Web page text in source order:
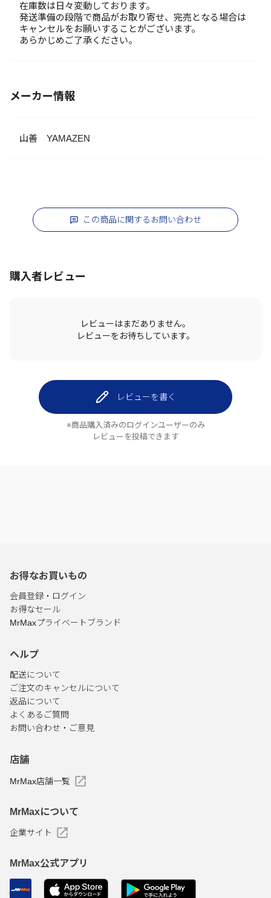
在庫数は日々変動しております。
発送準備の段階で商品がお取り寄せ、完売となる場合は
キャンセルをお願いすることがございます。
あらかじめご了承ください。
メーカー情報
山善 YAMAZEN
この商品に関するお問い合わせ
購入者レビュー
レビューはまだありません。
レビューをお待ちしています。
レビューを書く
※商品購入済みのログインユーザーのみ
レビューを投稿できます
お得なお買いもの
会員登録・ログイン
お得なセール
MrMaxプライベートブランド
ヘルプ
配送について
ご注文のキャンセルについて
返品について
よくあるご質問
お問い合わせ・ご意見
店舗
MrMax店舗一覧
MrMaxについて
企業サイト
MrMax公式アプリ